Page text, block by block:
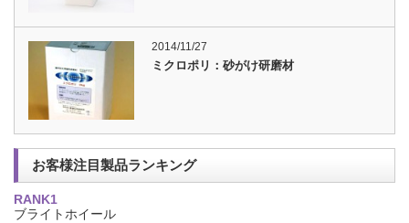
2014/11/27
ミクロポリ：砂がけ研磨材
お客様注目製品ランキング
RANK1
ブライトホイール